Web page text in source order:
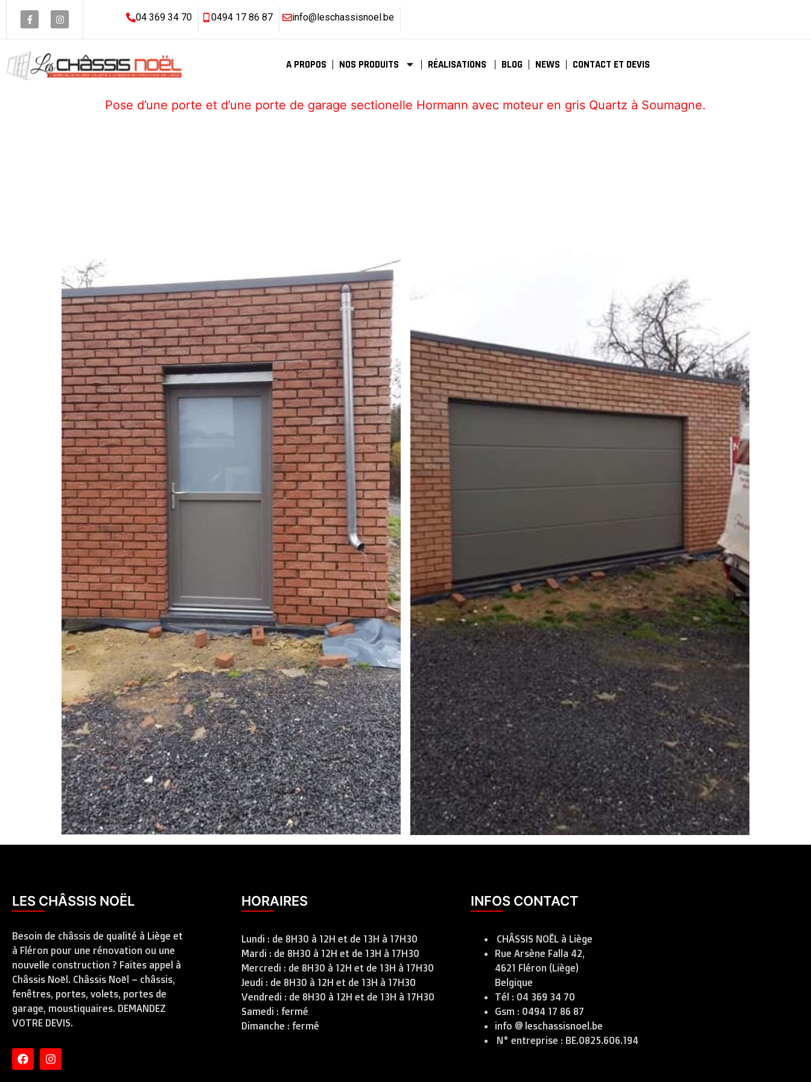
04 369 34 70 0494 17 86 87 info@leschassisnoel.be
A PROPOS NOS PRODUITS RÉALISATIONS BLOG NEWS CONTACT ET DEVIS
Pose d’une porte et d’une porte de garage sectionelle Hormann avec moteur en gris Quartz à Soumagne.
LES CHÂSSIS NOËL
Besoin de châssis de qualité à Liège et
à Fléron pour une rénovation ou une
nouvelle construction ? Faites appel à
Châssis Noël. Châssis Noël – châssis,
fenêtres, portes, volets, portes de
garage, moustiquaires. DEMANDEZ
VOTRE DEVIS.
HORAIRES
Lundi : de 8H30 à 12H et de 13H à 17H30
Mardi : de 8H30 à 12H et de 13H à 17H30
Mercredi : de 8H30 à 12H et de 13H à 17H30
Jeudi : de 8H30 à 12H et de 13H à 17H30
Vendredi : de 8H30 à 12H et de 13H à 17H30
Samedi : fermé
Dimanche : fermé
INFOS CONTACT
CHÂSSIS NOËL à Liège
Rue Arsène Falla 42,
4621 Fléron (Liège)
Belgique
Tél : 04 369 34 70
Gsm : 0494 17 86 87
info @ leschassisnoel.be
N° entreprise : BE.0825.606.194